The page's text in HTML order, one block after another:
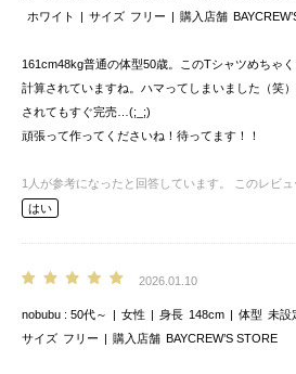
ホワイト
サイズ フリー 購入店舗
161cm48kg普通の体型50歳。このTシャツめちゃ
計算されていますね。ハマってしまいました（笑
されてもすぐ完売…(;_;)
頑張って作ってくださいね！待ってます！！
1 人が参考になったと回答しています。
このレビ
はい
2026.01.10
nobubu 50代～ 女性 身長 148cm 体型 未設
サイズ フリー 購入店舗 BAYCREW’S STORE